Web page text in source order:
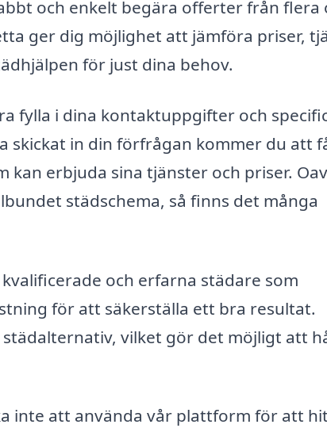
och enkelt begära offerter från flera
ger dig möjlighet att jämföra priser,
för just dina behov.
fylla i dina kontaktuppgifter och
skickat in din förfrågan kommer du att
erbjuda sina tjänster och priser.
städschema, så finns det många
och erfarna städare som
för att säkerställa ett bra resultat.
vilket gör det möjligt att
inte att använda vår plattform för att